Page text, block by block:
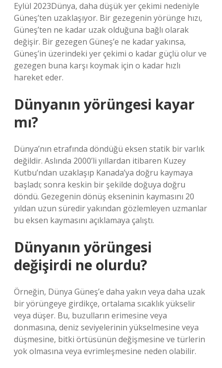
Eylül 2023Dünya, daha düşük yer çekimi nedeniyle
Güneş’ten uzaklaşıyor. Bir gezegenin yörünge hızı,
Güneş’ten ne kadar uzak olduğuna bağlı olarak
değişir. Bir gezegen Güneş’e ne kadar yakınsa,
Güneş’in üzerindeki yer çekimi o kadar güçlü olur ve
gezegen buna karşı koymak için o kadar hızlı
hareket eder.
Dünyanın yörüngesi kayar
mı?
Dünya’nın etrafında döndüğü eksen statik bir varlık
değildir. Aslında 2000’li yıllardan itibaren Kuzey
Kutbu’ndan uzaklaşıp Kanada’ya doğru kaymaya
başladı; sonra keskin bir şekilde doğuya doğru
döndü. Gezegenin dönüş ekseninin kaymasını 20
yıldan uzun süredir yakından gözlemleyen uzmanlar
bu eksen kaymasını açıklamaya çalıştı.
Dünyanın yörüngesi
değişirdi ne olurdu?
Örneğin, Dünya Güneş’e daha yakın veya daha uzak
bir yörüngeye girdikçe, ortalama sıcaklık yükselir
veya düşer. Bu, buzulların erimesine veya
donmasına, deniz seviyelerinin yükselmesine veya
düşmesine, bitki örtüsünün değişmesine ve türlerin
yok olmasına veya evrimleşmesine neden olabilir.